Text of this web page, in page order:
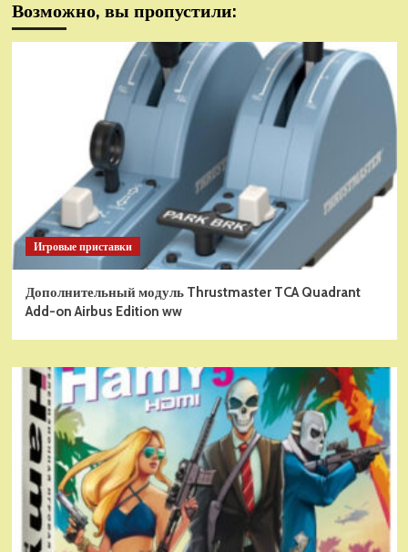
Возможно, вы пропустили:
Игровые приставки
Дополнительный модуль Thrustmaster TCA Quadrant
Add-on Airbus Edition ww